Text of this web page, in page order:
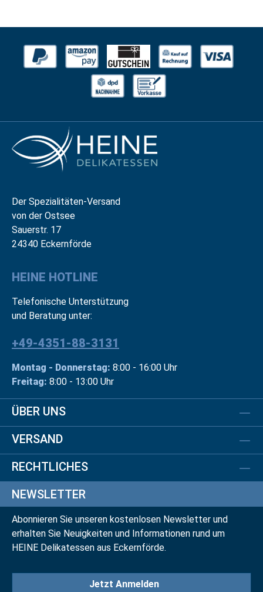
Der Spezialitäten-Versand
von der Ostsee
Sauerstr. 17
24340 Eckernförde
HEINE HOTLINE
Telefonische Unterstützung
und Beratung unter:
+49-4351-88-3131
Montag - Donnerstag: 8:00 - 16:00 Uhr
Freitag: 8:00 - 13:00 Uhr
ÜBER UNS
VERSAND
RECHTLICHES
NEWSLETTER
Abonnieren Sie unseren kostenlosen Newsletter und
erhalten Sie Neuigkeiten und Informationen rund um
HEINE Delikatessen aus Eckernförde.
Jetzt Anmelden